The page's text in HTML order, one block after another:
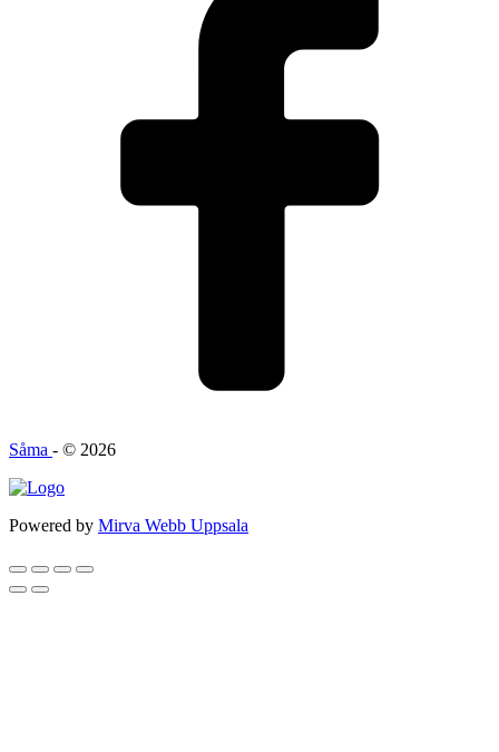
Såma - © 2026
Powered by Mirva Webb Uppsala